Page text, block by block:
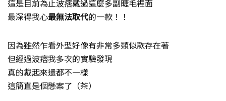
這是目前為止波痞戴過這麼多副睫毛裡面
最深得我心最無法取代的一款！！
因為雖然乍看外型好像有非常多類似款存在著
但經過波痞我多次的實驗發現
真的戴起來還都不一樣
這簡直是個懸案了（茶）